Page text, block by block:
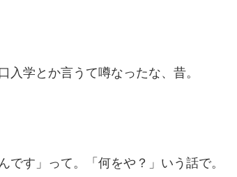
学とか言うて噂なったな、昔。
です」って。「何をや？」いう話で。